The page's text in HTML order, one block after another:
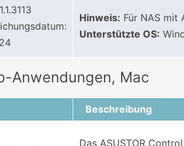
Hinweis: Für NAS mit
Unterstützte OS:
Anwendungen, Mac
Beschreibung
Das ASUSTOR